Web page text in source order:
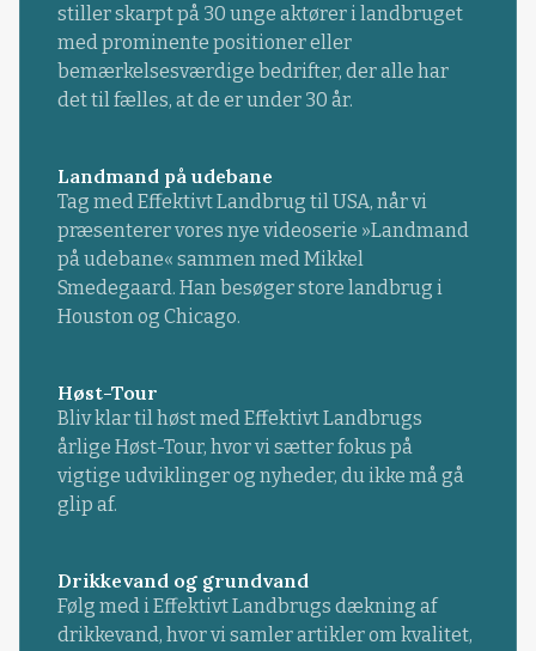
stiller skarpt på 30 unge aktører i landbruget
med prominente positioner eller
bemærkelsesværdige bedrifter, der alle har
det til fælles, at de er under 30 år.
Landmand på udebane
Tag med Effektivt Landbrug til USA, når vi
præsenterer vores nye videoserie »Landmand
på udebane« sammen med Mikkel
Smedegaard. Han besøger store landbrug i
Houston og Chicago.
Høst-Tour
Bliv klar til høst med Effektivt Landbrugs
årlige Høst-Tour, hvor vi sætter fokus på
vigtige udviklinger og nyheder, du ikke må gå
glip af.
Drikkevand og grundvand
Følg med i Effektivt Landbrugs dækning af
drikkevand, hvor vi samler artikler om kvalitet,